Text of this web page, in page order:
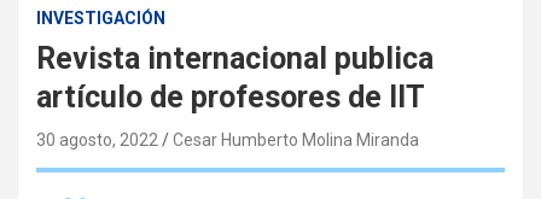
INVESTIGACIÓN
Revista internacional publica
artículo de profesores de IIT
30 agosto, 2022 Cesar Humberto Molina Miranda